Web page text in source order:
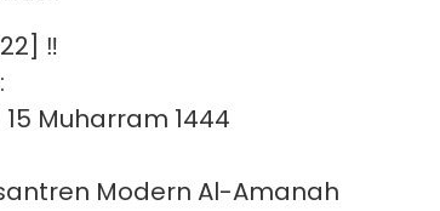
‼️
Muharram 1444
Modern Al-Amanah